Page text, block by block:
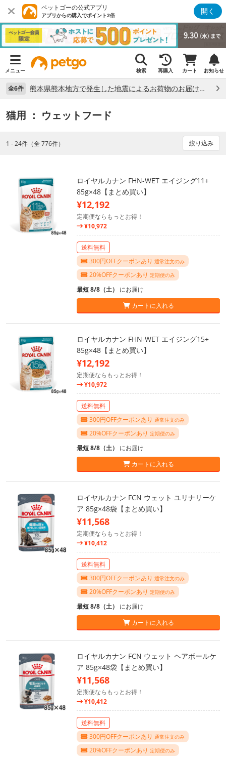
ペットゴーの公式アプリ
アプリからの購入でポイント2倍 開く
メニュー 検索 再購入 カート お知らせ
全6件 熊本県熊本地方で発生した地震によるお荷物のお届け状況について （7/28）
猫用 ： ウェットフード
1 - 24件（全 776件） 絞り込み
ロイヤルカナン FHN-WET エイジング11+
85g×48【まとめ買い】
¥12,192
定期便ならもっとお得！
¥10,972
送料無料
300円OFFクーポンあり 通常注文のみ
20%OFFクーポンあり 定期便のみ
最短 8/8（土） にお届け
カートに入れる
ロイヤルカナン FHN-WET エイジング15+
85g×48【まとめ買い】
¥12,192
定期便ならもっとお得！
¥10,972
送料無料
300円OFFクーポンあり 通常注文のみ
20%OFFクーポンあり 定期便のみ
最短 8/8（土） にお届け
カートに入れる
ロイヤルカナン FCN ウェット ユリナリーケ
ア 85g×48袋【まとめ買い】
¥11,568
定期便ならもっとお得！
¥10,412
送料無料
300円OFFクーポンあり 通常注文のみ
20%OFFクーポンあり 定期便のみ
最短 8/8（土） にお届け
カートに入れる
ロイヤルカナン FCN ウェット ヘアボールケ
ア 85g×48袋【まとめ買い】
¥11,568
定期便ならもっとお得！
¥10,412
送料無料
300円OFFクーポンあり 通常注文のみ
20%OFFクーポンあり 定期便のみ